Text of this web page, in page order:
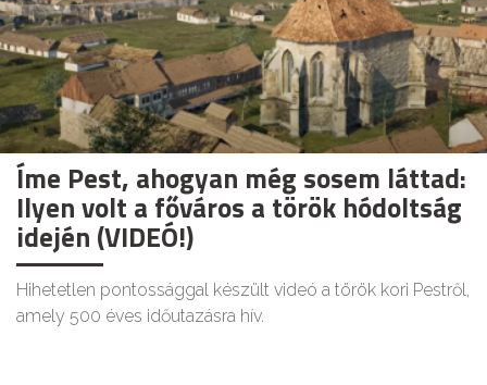
Íme Pest, ahogyan még sosem láttad:
Ilyen volt a főváros a török hódoltság
idején (VIDEÓ!)
Hihetetlen pontossággal készült videó a török kori Pestről,
amely 500 éves időutazásra hív.